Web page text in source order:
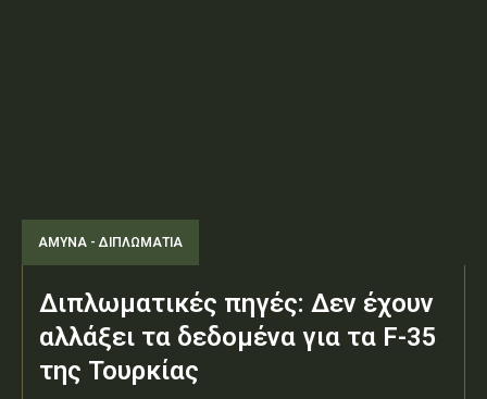
ΑΜΥΝΑ - ΔΙΠΛΩΜΑΤΙΑ
Διπλωματικές πηγές: Δεν έχουν
αλλάξει τα δεδομένα για τα F-35
της Τουρκίας